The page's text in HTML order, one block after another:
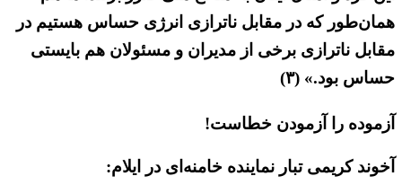
همان‌طور که در مقابل ناترازی انرژی حساس هستیم در
مقابل ناترازی برخی از مدیران و مسئولان هم بایستی
حساس بود.» (۳)
آزموده را آزمودن خطاست!
آخوند کریمی تبار نماینده خامنه‌ای در ایلام: